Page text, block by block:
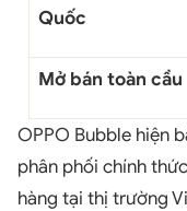
Quốc
Mở bán toàn cầu
OPPO Bubble hiện
phân phối chính
hàng tại thị trường